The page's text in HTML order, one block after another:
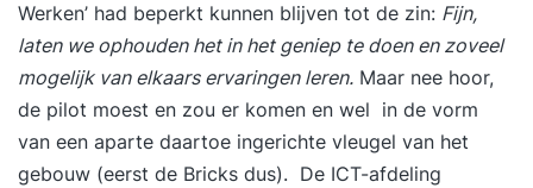
Werken’ had beperkt kunnen blijven tot de zin: Fijn,
laten we ophouden het in het geniep te doen en zoveel
mogelijk van elkaars ervaringen leren. Maar nee hoor,
de pilot moest en zou er komen en wel in de vorm
van een aparte daartoe ingerichte vleugel van het
gebouw (eerst de Bricks dus). De ICT-afdeling